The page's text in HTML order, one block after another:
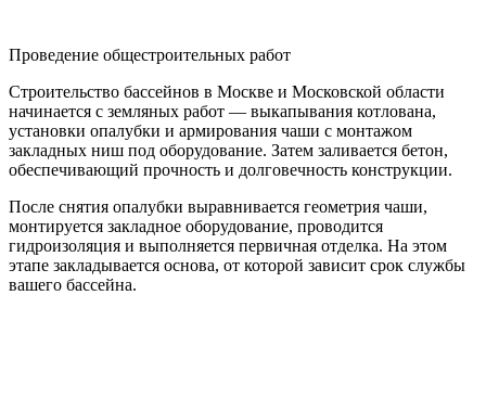
Проведение общестроительных работ
Строительство бассейнов в Москве и Московской области
начинается с земляных работ — выкапывания котлована,
установки опалубки и армирования чаши с монтажом
закладных ниш под оборудование. Затем заливается бетон,
обеспечивающий прочность и долговечность конструкции.
После снятия опалубки выравнивается геометрия чаши,
монтируется закладное оборудование, проводится
гидроизоляция и выполняется первичная отделка. На этом
этапе закладывается основа, от которой зависит срок службы
вашего бассейна.